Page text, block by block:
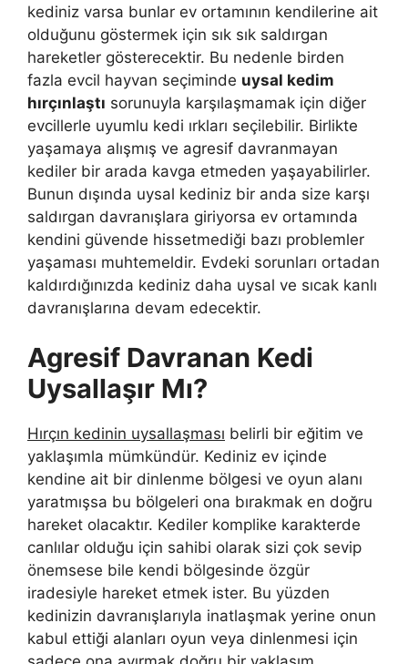
kediniz varsa bunlar ev ortamının kendilerine ait
olduğunu göstermek için sık sık saldırgan
hareketler gösterecektir. Bu nedenle birden
fazla evcil hayvan seçiminde uysal kedim
hırçınlaştı sorunuyla karşılaşmamak için diğer
evcillerle uyumlu kedi ırkları seçilebilir. Birlikte
yaşamaya alışmış ve agresif davranmayan
kediler bir arada kavga etmeden yaşayabilirler.
Bunun dışında uysal kediniz bir anda size karşı
saldırgan davranışlara giriyorsa ev ortamında
kendini güvende hissetmediği bazı problemler
yaşaması muhtemeldir. Evdeki sorunları ortadan
kaldırdığınızda kediniz daha uysal ve sıcak kanlı
davranışlarına devam edecektir.
Agresif Davranan Kedi
Uysallaşır Mı?
Hırçın kedinin uysallaşması belirli bir eğitim ve
yaklaşımla mümkündür. Kediniz ev içinde
kendine ait bir dinlenme bölgesi ve oyun alanı
yaratmışsa bu bölgeleri ona bırakmak en doğru
hareket olacaktır. Kediler komplike karakterde
canlılar olduğu için sahibi olarak sizi çok sevip
önemsese bile kendi bölgesinde özgür
iradesiyle hareket etmek ister. Bu yüzden
kedinizin davranışlarıyla inatlaşmak yerine onun
kabul ettiği alanları oyun veya dinlenmesi için